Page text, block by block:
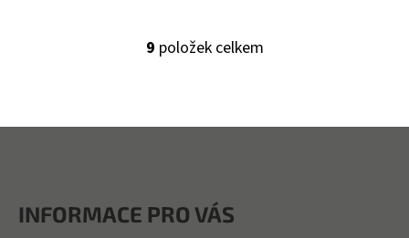
O
Á
C
Í
9 položek celkem
INFORMACE PRO VÁS